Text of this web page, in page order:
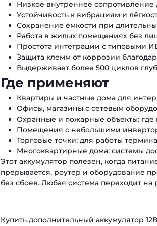
Низкое внутреннее сопротивление
Устойчивость к вибрациям и
Сохранение ёмкости при
Работа в жилых помещениях без
Простота интеграции с типовыми
Защита клемм от коррозии
Выдерживает более 500 циклов
Где применяют
Квартиры и частные дома для
Офисы, магазины с сетевым
Охранные и пожарные объекты: где
Помещения с небольшими
Торговые точки: для работы
Многоквартирные дома: системы
Этот аккумулятор полезен, когда
прерывается, роутер и оборудование
без сбоев. Любая система переходит на
Купить дополнительный аккумулятор